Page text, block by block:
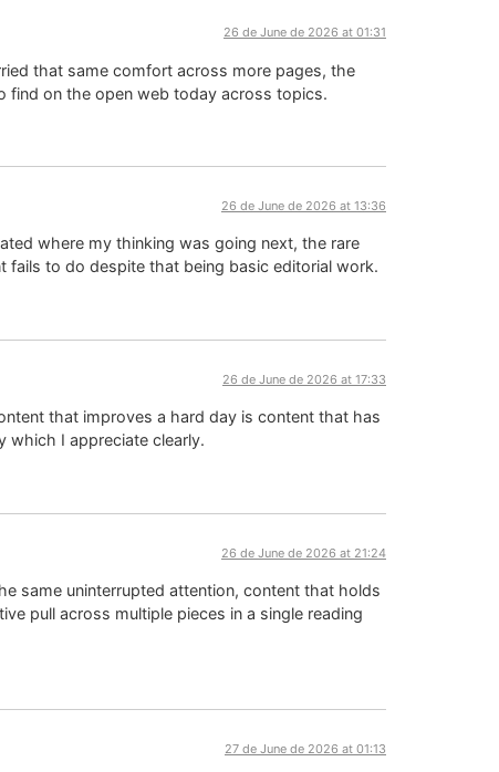
26 de June de 2026 at 01:31
that same comfort across more pages, the
find on the open web today across topics.
26 de June de 2026 at 13:36
where my thinking was going next, the rare
fails to do despite that being basic editorial work.
26 de June de 2026 at 17:33
that improves a hard day is content that has
which I appreciate clearly.
26 de June de 2026 at 21:24
same uninterrupted attention, content that holds
pull across multiple pieces in a single reading
27 de June de 2026 at 01:13